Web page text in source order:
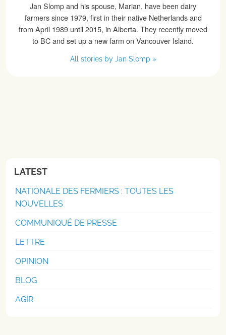
Jan Slomp and his spouse, Marian, have been dairy
farmers since 1979, first in their native Netherlands and
from April 1989 until 2015, in Alberta. They recently moved
to BC and set up a new farm on Vancouver Island.
All stories by Jan Slomp »
LATEST
NATIONALE DES FERMIERS : TOUTES LES
NOUVELLES
COMMUNIQUÉ DE PRESSE
LETTRE
OPINION
BLOG
AGIR